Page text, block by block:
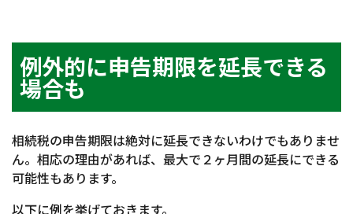
例外的に申告期限を延長できる
場合も
相続税の申告期限は絶対に延長できないわけでもありませ
ん。相応の理由があれば、最大で２ヶ月間の延長にできる
可能性もあります。
以下に例を挙げておきます。